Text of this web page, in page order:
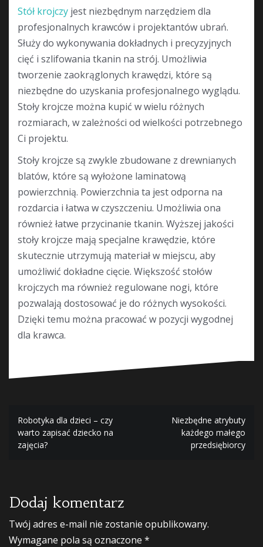
Stół krojczy jest niezbędnym narzędziem dla
profesjonalnych krawców i projektantów ubrań.
Służy do wykonywania dokładnych i precyzyjnych
cięć i szlifowania tkanin na strój. Umożliwia
tworzenie zaokrąglonych krawędzi, które są
niezbędne do uzyskania profesjonalnego wyglądu.
Stoły krojcze można kupić w wielu różnych
rozmiarach, w zależności od wielkości potrzebnego
Ci projektu.
Stoły krojcze są zwykle zbudowane z drewnianych
blatów, które są wyłożone laminatową
powierzchnią. Powierzchnia ta jest odporna na
rozdarcia i łatwa w czyszczeniu. Umożliwia ona
również łatwe przycinanie tkanin. Wyższej jakości
stoły krojcze mają specjalne krawędzie, które
skutecznie utrzymują materiał w miejscu, aby
umożliwić dokładne cięcie. Większość stołów
krojczych ma również regulowane nogi, które
pozwalają dostosować je do różnych wysokości.
Dzięki temu można pracować w pozycji wygodnej
dla krawca.
Nawigacja
wpisu
Robotyka dla dzieci – czy
warto zapisać dziecko na
zajęcia?
Niezbędne atrybuty
każdego małego
przedsiębiorcy
Dodaj komentarz
Twój adres e-mail nie zostanie opublikowany.
Wymagane pola są oznaczone *